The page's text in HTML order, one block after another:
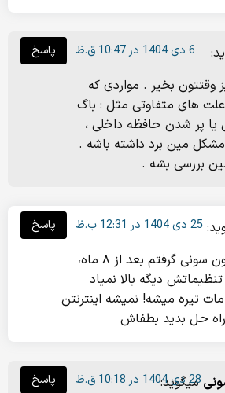
وقتتون بخیر . مواردی که
علت های متفاوتی مثل : باگ
یا پر شدن حافظه داخلی ،
مین برد داشته باشه .
بررسی بشه .
6 دی 1404 در 10:47 ق.ظ پاسخ
سلام، تلوزیون سونی گرفتم بعد از ۸ ماه،
دیگه بالا نمیاد
تیره میشه! نمیشه اینترنتن
حل بدید بطفاش
25 دی 1404 در 12:31 ب.ظ پاسخ
میگوید:
28 دی 1404 در 10:18 ق.ظ پاسخ